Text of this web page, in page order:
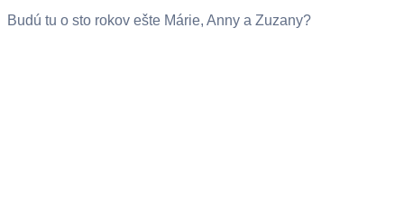
Budú tu o sto rokov ešte Márie, Anny a Zuzany?